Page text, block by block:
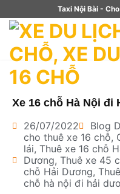
Taxi Nội Bài -
Xe 16 chỗ Hà Nội đi
26/07/2022
Blog
cho thuê xe 16 chỗ,
lái, Thuê xe 16 chỗ
Dương, Thuê xe 45
chỗ Hải Dương,
chỗ hà nội đi hải